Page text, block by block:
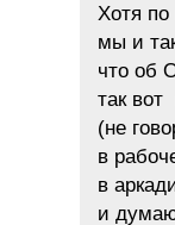
Хотя
мы и
что об
так вот
(не
в
в
и